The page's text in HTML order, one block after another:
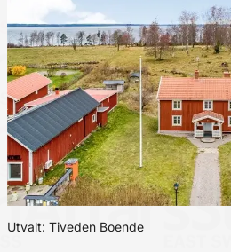
Utvalt: Tiveden Boende